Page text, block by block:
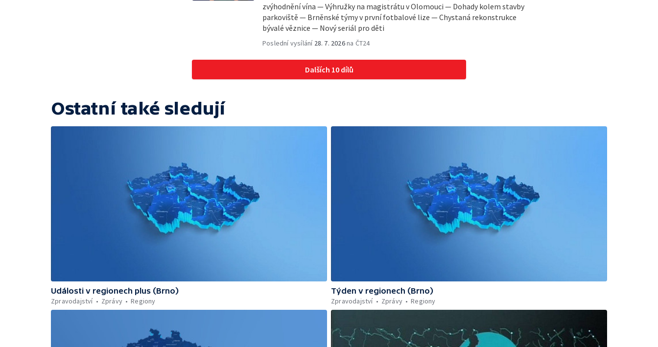
zvýhodnění vína — Výhružky na magistrátu v Olomouci — Dohady kolem stavby
parkoviště — Brněnské týmy v první fotbalové lize — Chystaná rekonstrukce
bývalé věznice — Nový seriál pro děti
Poslední vysílání 28. 7. 2026na ČT24
Dalších 10 dílů
Ostatní také sledují
Události v regionech plus (Brno)
Zpravodajství
Zprávy Regiony
Týden v regionech (Brno)
Zpravodajství
Zprávy Regiony